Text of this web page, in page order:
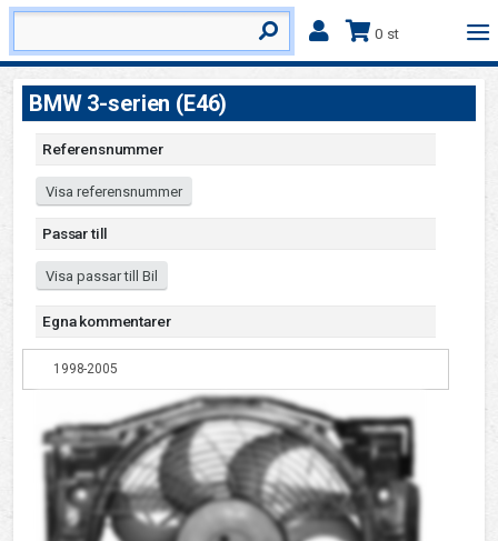
0 st
BMW 3-serien (E46)
Referensnummer
Visa referensnummer
Passar till
Visa passar till Bil
Egna kommentarer
1998-2005